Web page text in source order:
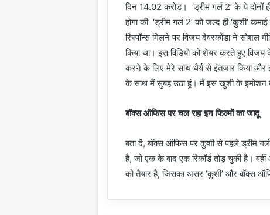
दिन 14.02 करोड़। ‘ड्रीम गर्ल 2’ के ये
होगा की ‘ड्रीम गर्ल 2’ को जल्द ही ‘कुशी’
रिस्पॉन्स मिलने पर विजय देवरकोंडा ने सोशल
किया था। इस विडियो को शेयर करते हुए
करने के लिए मेरे साथ धैर्य से इंतजार किया
के साथ मैं सुबह उठा हूं। मैं इस खुशी के इमोशन
बॉक्स ऑफिस पर चल रहा इन फिल्मों का जादू
बता दें, बॉक्स ऑफिस पर कुशी से पहले ड्रीम
है, जो एक के बाद एक रिकॉर्ड तोड़ चुकी है।
को तैयार है, जिसका असर ‘कुशी’ और बॉक्स